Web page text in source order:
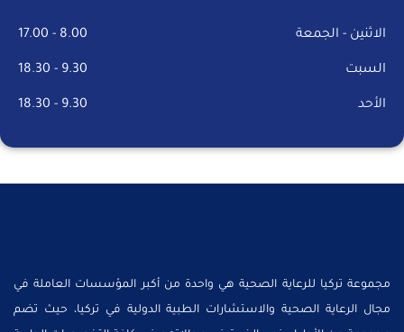
الاثنين - الجمعة 8.00 - 17.00
السبت 9.30 - 18.30
الأحد 9.30 - 18.30
مجموعة تركيا للرعاية الصحية هي واحدة من أكبر المؤسسات العاملة في
مجال الرعاية الصحية والاستشارات الطبية الدولية في تركيا، حيث تضم